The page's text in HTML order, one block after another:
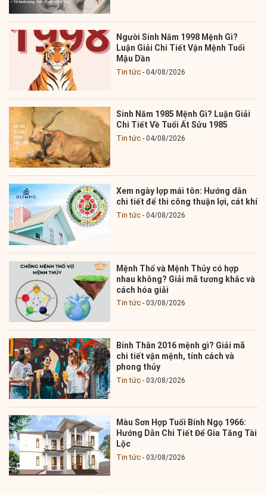
Người Sinh Năm 1998 Mệnh Gì?
Luận Giải Chi Tiết Vận Mệnh Tuổi
Mậu Dần
Tin tức 04/08/2026
Sinh Năm 1985 Mệnh Gì? Luận Giải
Chi Tiết Về Tuổi Ất Sửu 1985
Tin tức 04/08/2026
Xem ngày lợp mái tôn: Hướng dẫn
chi tiết để thi công thuận lợi, cát khí
Tin tức 04/08/2026
Mệnh Thổ và Mệnh Thủy có hợp
nhau không? Giải mã tương khắc và
cách hóa giải
Tin tức 03/08/2026
Bính Thân 2016 mệnh gì? Giải mã
chi tiết vận mệnh, tính cách và
phong thủy
Tin tức 03/08/2026
Màu Sơn Hợp Tuổi Bính Ngọ 1966:
Hướng Dẫn Chi Tiết Để Gia Tăng Tài
Lộc
Tin tức 03/08/2026